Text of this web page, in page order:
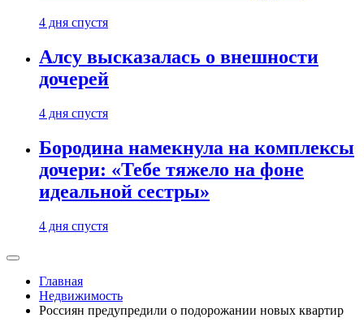
4 дня спустя
Алсу высказалась о внешности
дочерей
4 дня спустя
Бородина намекнула на комплексы
дочери: «Тебе тяжело на фоне
идеальной сестры»
4 дня спустя
Главная
Недвижимость
Россиян предупредили о подорожании новых квартир